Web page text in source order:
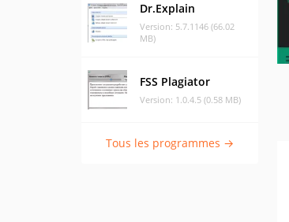
Dr.Explain
Version: 5.7.1146 (66.02
MB)
FSS Plagiator
Version: 1.0.4.5 (0.58 MB)
Tous les programmes →